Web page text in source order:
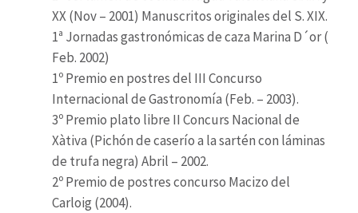
XX (Nov – 2001) Manuscritos originales del S. XIX.
1ª Jornadas gastronómicas de caza Marina D´or (
Feb. 2002)
1º Premio en postres del III Concurso
Internacional de Gastronomía (Feb. – 2003).
3º Premio plato libre II Concurs Nacional de
Xàtiva (Pichón de caserío a la sartén con láminas
de trufa negra) Abril – 2002.
2º Premio de postres concurso Macizo del
Carloig (2004).